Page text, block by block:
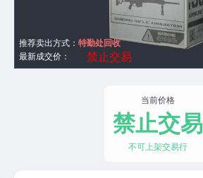
最新成交价： 禁止交易
推荐卖出方式： 特勤处回收
当前价格
禁止交易
不可上架交易行